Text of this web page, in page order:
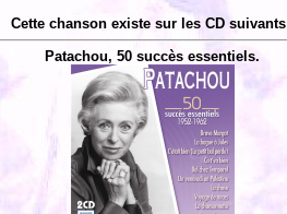
Cette chanson existe sur les CD
Patachou, 50 succès essentiels.